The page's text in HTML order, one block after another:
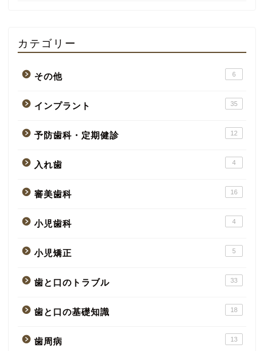
カテゴリー
その他 6
インプラント 35
予防歯科・定期健診 12
入れ歯 4
審美歯科 16
小児歯科 4
小児矯正 5
歯と口のトラブル 33
歯と口の基礎知識 18
歯周病 13